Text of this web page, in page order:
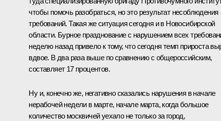
чтобы помочь разобраться, но это результат несоблюдения
требований. Такая же ситуация сегодня и в Новосибирской
области. Бурное празднование с нарушением всех
неделю назад привело к тому, что сегодня темп прироста
вдвое. В два раза выше по сравнению с общероссийским,
составляет 17 процентов.
Ну и, конечно же, негативно сказались нарушения в начале
нерабочей недели в марте, начале марта, когда большое
количество москвичей уехало не только за город,